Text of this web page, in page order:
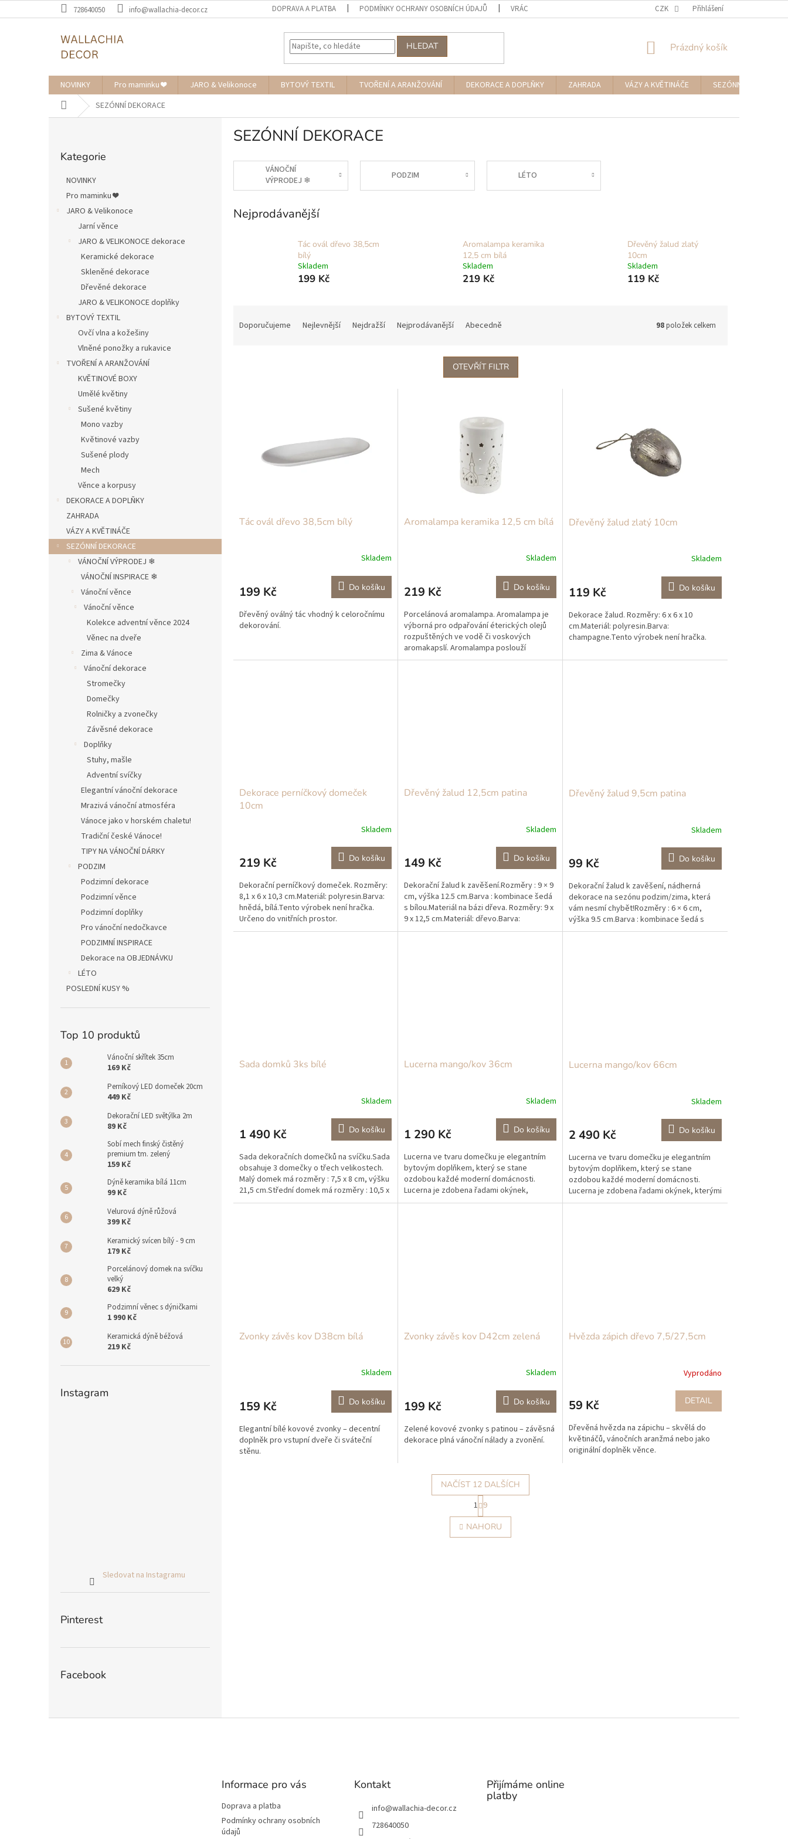
na
728640050 info@wallachia-decor.cz DOPRAVA A PLATBA PODMÍNKY OCHRANY OSOBNÍCH ÚDAJŮ VRÁCENÍ ZBOŽÍ A REKLAMACE NAPIŠTE NÁM
CZK Přihlášení
HLEDAT
NÁKUPNÍ
Prázdný košík
NOVINKY Pro maminku ❤️ JARO & Velikonoce BYTOVÝ TEXTIL TVOŘENÍ A ARANŽOVÁNÍ DEKORACE A DOPLŇKY ZAHRADA VÁZY A KVĚTINÁČE
SEZÓNNÍ DEKORACE
Domů SEZÓNNÍ DEKORACE
kategorie
Kategorie
NOVINKY
Pro maminku ❤️
JARO & Velikonoce
Jarní věnce
JARO & VELIKONOCE dekorace
Keramické dekorace
Skleněné dekorace
Dřevěné dekorace
JARO & VELIKONOCE doplňky
BYTOVÝ TEXTIL
Ovčí vlna a kožešiny
Vlněné ponožky a rukavice
TVOŘENÍ A ARANŽOVÁNÍ
KVĚTINOVÉ BOXY
Umělé květiny
Sušené květiny
Mono vazby
Květinové vazby
Sušené plody
Mech
Věnce a korpusy
DEKORACE A DOPLŇKY
ZAHRADA
VÁZY A KVĚTINÁČE
SEZÓNNÍ DEKORACE
VÁNOČNÍ VÝPRODEJ ❄︎︎
VÁNOČNÍ INSPIRACE ❄︎︎
Vánoční věnce
Vánoční věnce
Kolekce adventní věnce 2024
Věnec na dveře
Zima & Vánoce
Vánoční dekorace
Stromečky
Domečky
Rolničky a zvonečky
Závěsné dekorace
Doplňky
Stuhy, mašle
Adventní svíčky
Elegantní vánoční dekorace
Mrazivá vánoční atmosféra
Vánoce jako v horském chaletu!
Tradiční české Vánoce!
TIPY NA VÁNOČNÍ DÁRKY
PODZIM
Podzimní dekorace
Podzimní věnce
Podzimní doplňky
Pro vánoční nedočkavce
PODZIMNÍ INSPIRACE
Dekorace na OBJEDNÁVKU
LÉTO
POSLEDNÍ KUSY %
Top 10 produktů
Vánoční skřítek 35cm
169 Kč
Perníkový LED domeček 20cm
449 Kč
Dekorační LED světýlka 2m
89 Kč
Sobí mech finský čistěný
premium tm. zelený
159 Kč
Dýně keramika bílá 11cm
99 Kč
Velurová dýně růžová
399 Kč
Keramický svícen bílý - 9 cm
179 Kč
Porcelánový domek na svíčku
velký
629 Kč
Podzimní věnec s dýničkami
1 990 Kč
Keramická dýně béžová
219 Kč
Instagram
Sledovat na Instagramu
Pinterest
Facebook
SEZÓNNÍ DEKORACE
VÁNOČNÍ
VÝPRODEJ ❄︎︎
PODZIM LÉTO
Nejprodávanější
Tác ovál dřevo 38,5cm
bílý
Skladem
199 Kč
Aromalampa keramika
12,5 cm bílá
Skladem
219 Kč
Dřevěný žalud zlatý
10cm
Skladem
119 Kč
Doporučujeme Nejlevnější Nejdražší Nejprodávanější Abecedně 98položek celkem
OTEVŘÍT FILTR
Tác ovál dřevo 38,5cm bílý
Skladem
199 Kč Do košíku
Dřevěný oválný tác vhodný k celoročnímu
dekorování.
Aromalampa keramika 12,5 cm bílá
Skladem
219 Kč Do košíku
Porcelánová aromalampa. Aromalampa je
výborná pro odpařování éterických olejů
rozpuštěných ve vodě či voskových
aromakapslí. Aromalampa poslouží
nejenom jako difuzér pro...
Dřevěný žalud zlatý 10cm
Skladem
119 Kč Do košíku
Dekorace žalud. Rozměry: 6 x 6 x 10
cm.Materiál: polyresin.Barva:
champagne.Tento výrobek není hračka.
Dekorace perníčkový domeček
10cm
Skladem
219 Kč Do košíku
Dekorační perníčkový domeček. Rozměry:
8,1 x 6 x 10,3 cm.Materiál: polyresin.Barva:
hnědá, bílá.Tento výrobek není hračka.
Určeno do vnitřních prostor.
Dřevěný žalud 12,5cm patina
Skladem
149 Kč Do košíku
Dekorační žalud k zavěšení.Rozměry : 9 × 9
cm, výška 12.5 cm.Barva : kombinace šedá
s bílou.Materiál na bázi dřeva. Rozměry: 9 x
9 x 12,5 cm.Materiál: dřevo.Barva:
šedá.Tento...
Dřevěný žalud 9,5cm patina
Skladem
99 Kč Do košíku
Dekorační žalud k zavěšení, nádherná
dekorace na sezónu podzim/zima, která
vám nesmí chybět!Rozměry : 6 × 6 cm,
výška 9.5 cm.Barva : kombinace šedá s
bílou.Materiál na bázi...
Sada domků 3ks bílé
Skladem
1 490 Kč Do košíku
Sada dekoračních domečků na svíčku.Sada
obsahuje 3 domečky o třech velikostech.
Malý domek má rozměry : 7,5 x 8 cm, výšku
21,5 cm.Střední domek má rozměry : 10,5 x
10,5...
Lucerna mango/kov 36cm
Skladem
1 290 Kč Do košíku
Lucerna ve tvaru domečku je elegantním
bytovým doplňkem, který se stane
ozdobou každé moderní domácnosti.
Lucerna je zdobena řadami okýnek,
kterými může pronikat světlo svíčky....
Lucerna mango/kov 66cm
Skladem
2 490 Kč Do košíku
Lucerna ve tvaru domečku je elegantním
bytovým doplňkem, který se stane
ozdobou každé moderní domácnosti.
Lucerna je zdobena řadami okýnek, kterými
může pronikat světlo svíčky....
Zvonky závěs kov D38cm bílá
Skladem
159 Kč Do košíku
Elegantní bílé kovové zvonky – decentní
doplněk pro vstupní dveře či sváteční
stěnu.
Zvonky závěs kov D42cm zelená
Skladem
199 Kč Do košíku
Zelené kovové zvonky s patinou – závěsná
dekorace plná vánoční nálady a zvonění.
Hvězda zápich dřevo 7,5/27,5cm
Vyprodáno
59 Kč DETAIL
Dřevěná hvězda na zápichu – skvělá do
květináčů, vánočních aranžmá nebo jako
originální doplněk věnce.
O
v
NAČÍST 12 DALŠÍCH
S
t
r
á
n
1 9
NAHORU
Informace pro vás
Doprava a platba
Podmínky ochrany osobních
údajů
Kontakt
info@wallachia-decor.cz
728640050
Přijímáme online
platby